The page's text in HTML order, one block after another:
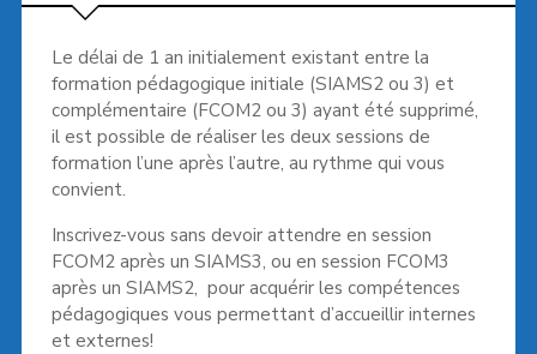
Le délai de 1 an initialement existant entre la
formation pédagogique initiale (SIAMS2 ou 3) et
complémentaire (FCOM2 ou 3) ayant été supprimé,
il est possible de réaliser les deux sessions de
formation l’une après l’autre, au rythme qui vous
convient.
Inscrivez-vous sans devoir attendre en session
FCOM2 après un SIAMS3, ou en session FCOM3
après un SIAMS2, pour acquérir les compétences
pédagogiques vous permettant d’accueillir internes
et externes!